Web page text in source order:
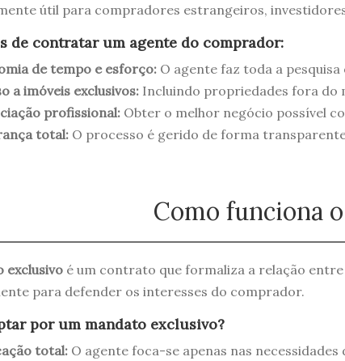
útil para compradores estrangeiros,
de contratar um agente do comprador:
de tempo e esforço: O agente faz toda a
a imóveis exclusivos: Incluindo propriedades fora do
profissional: Obter o melhor negócio possível
total: O processo é gerido de forma
Como funciona
exclusivo é um contrato que formaliza a relação
para defender os interesses do comprador.
por um mandato exclusivo?
total: O agente foca-se apenas nas necessidades